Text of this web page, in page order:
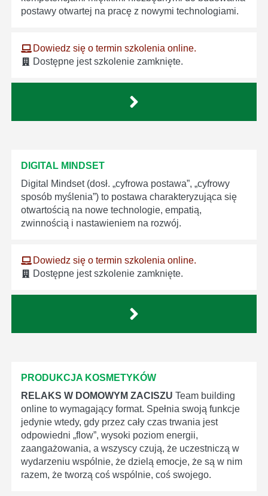
postawy otwartej na pracę z nowymi technologiami.
Dowiedz się o termin szkolenia online.
Dostępne jest szkolenie zamknięte.
DIGITAL MINDSET
Digital Mindset (dosł. „cyfrowa postawa”, „cyfrowy
sposób myślenia”) to postawa charakteryzująca się
otwartością na nowe technologie, empatią,
zwinnością i nastawieniem na rozwój.
Dowiedz się o termin szkolenia online.
Dostępne jest szkolenie zamknięte.
PRODUKCJA KOSMETYKÓW
RELAKS W DOMOWYM ZACISZU Team building
online to wymagający format. Spełnia swoją funkcje
jedynie wtedy, gdy przez cały czas trwania jest
odpowiedni „flow”, wysoki poziom energii,
zaangażowania, a wszyscy czują, że uczestniczą w
wydarzeniu wspólnie, że dzielą emocje, że są w nim
razem, że tworzą coś wspólnie, coś swojego.